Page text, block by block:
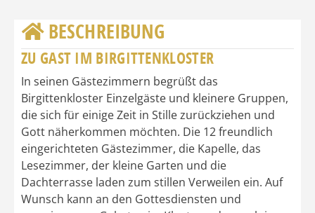
BESCHREIBUNG
ZU GAST IM BIRGITTENKLOSTER
In seinen Gästezimmern begrüßt das
Birgittenkloster Einzelgäste und kleinere Gruppen,
die sich für einige Zeit in Stille zurückziehen und
Gott näherkommen möchten. Die 12 freundlich
eingerichteten Gästezimmer, die Kapelle, das
Lesezimmer, der kleine Garten und die
Dachterrasse laden zum stillen Verweilen ein. Auf
Wunsch kann an den Gottesdiensten und